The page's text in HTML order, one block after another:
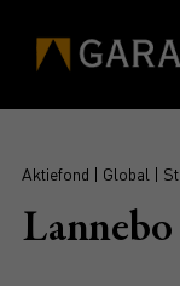
Aktiefond | Global |